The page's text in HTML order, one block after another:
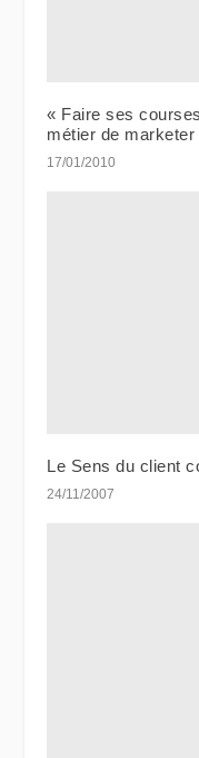
« Faire ses
métier de marketer
17/01/2010
Le Sens du client
24/11/2007